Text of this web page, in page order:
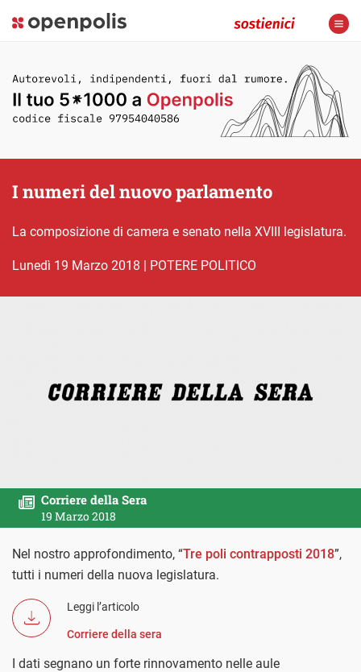
I numeri del nuovo parlamento
La composizione di camera e senato nella XVIII legislatura.
lunedì 19 Marzo 2018 | POTERE POLITICO
Corriere della Sera
19 Marzo 2018
Nel nostro approfondimento, “Tre poli contrapposti 2018”,
tutti i numeri della nuova legislatura.
Leggi l’articolo
Corriere della sera
I dati segnano un forte rinnovamento nelle aule